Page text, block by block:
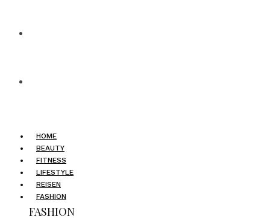
HOME
BEAUTY
FITNESS
LIFESTYLE
REISEN
FASHION
FASHION